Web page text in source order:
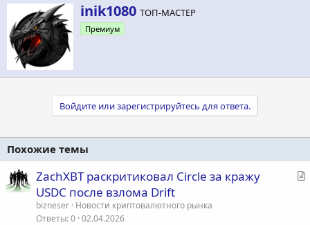
А
в
т
inik1080 ТОП-МАСТЕР
Премиум
Войдите или зарегистрируйтесь для ответа.
Похожие темы
С
ZachXBT раскритиковал Circle за кражу
USDC после взлома Drift
bizneser Новости криптовалютного рынка
Ответы 0 02.04.2026